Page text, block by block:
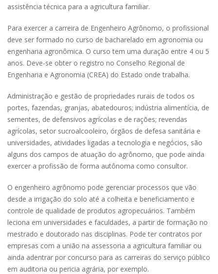
assistência técnica para a agricultura familiar.
Para exercer a carreira de Engenheiro Agrônomo, o profissional
deve ser formado no curso de bacharelado em agronomia ou
engenharia agronômica. O curso tem uma duração entre 4 ou 5
anos. Deve-se obter o registro no Conselho Regional de
Engenharia e Agronomia (CREA) do Estado onde trabalha.
Administração e gestão de propriedades rurais de todos os
portes, fazendas, granjas, abatedouros; indústria alimentícia, de
sementes, de defensivos agrícolas e de rações; revendas
agrícolas, setor sucroalcooleiro, órgãos de defesa sanitária e
universidades, atividades ligadas a tecnologia e negócios, são
alguns dos campos de atuação do agrônomo, que pode ainda
exercer a profissão de forma autônoma como consultor.
O engenheiro agrônomo pode gerenciar processos que vão
desde a irrigação do solo até a colheita e beneficiamento e
controle de qualidade de produtos agropecuários. Também
leciona em universidades e faculdades, a partir de formação no
mestrado e doutorado nas disciplinas. Pode ter contratos por
empresas com a união na assessoria a agricultura familiar ou
ainda adentrar por concurso para as carreiras do serviço público
em auditoria ou pericia agrária, por exemplo.